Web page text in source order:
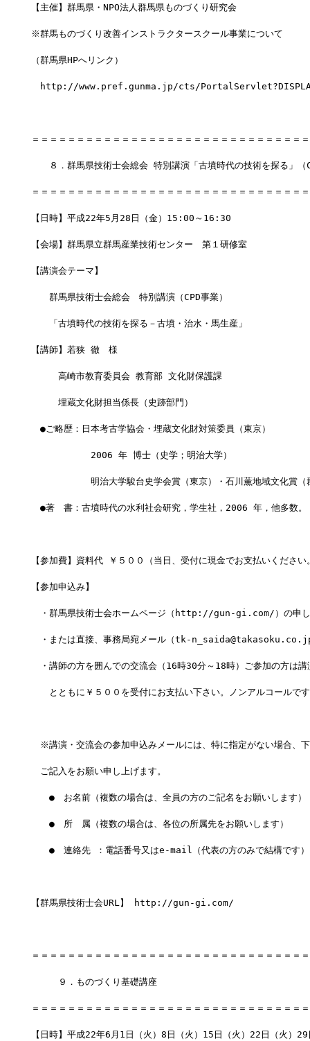
【主催】群馬県・NPO法人群馬県ものづくり研究会
※群馬ものづくり改善インストラクタースクール事業について
（群馬県HPへリンク）
http://www.pref.gunma.jp/cts/
＝＝＝＝＝＝＝＝＝＝＝＝＝＝＝＝＝＝＝＝＝＝＝＝＝＝＝＝＝＝
８．群馬県技術士会総会 特別講演「古墳時代の技術を探る」（
＝＝＝＝＝＝＝＝＝＝＝＝＝＝＝＝＝＝＝＝＝＝＝＝＝＝＝＝＝＝
【日時】平成22年5月28日（金）15:00～16:30
【会場】群馬県立群馬産業技術センター　第１研修室
【講演会テーマ】
群馬県技術士会総会　特別講演（CPD事業）
「古墳時代の技術を探る－古墳・治水・馬生産」
【講師】若狭 徹　様
高崎市教育委員会 教育部 文化財保護課
埋蔵文化財担当係長（史跡部門）
●ご略歴：日本考古学協会・埋蔵文化財対策委員（東京）
2006 年 博士（史学；明治大学）
明治大学駿台史学会賞（東京）・石川薫地域文化賞（
●著　書：古墳時代の水利社会研究，学生社，2006 年，他多数。
【参加費】資料代 ￥５００（当日、受付に現金でお支払いください
【参加申込み】
・群馬県技術士会ホームページ（http://gun-gi.com/）の申し
・または直接、事務局宛メール（tk-
・講師の方を囲んでの交流会（16時30分～18時）ご参加の方は講
とともに￥５００を受付にお支払い下さい。ノンアルコールで
※講演・交流会の参加申込みメールには、特に指定がない場合、
ご記入をお願い申し上げます。
●　お名前（複数の場合は、全員の方のご記名をお願いします）
●　所　属（複数の場合は、各位の所属先をお願いします）
●　連絡先 ：電話番号又はe-mail（代表の方のみで結構です）
【群馬県技術士会URL】 http://gun-gi.com/
＝＝＝＝＝＝＝＝＝＝＝＝＝＝＝＝＝＝＝＝＝＝＝＝＝＝＝＝＝＝
９．ものづくり基礎講座
＝＝＝＝＝＝＝＝＝＝＝＝＝＝＝＝＝＝＝＝＝＝＝＝＝＝＝＝＝＝
【日時】平成22年6月1日（火）8日（火）15日（火）22日（火）